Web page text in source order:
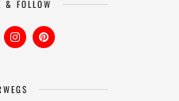
& FOLLOW